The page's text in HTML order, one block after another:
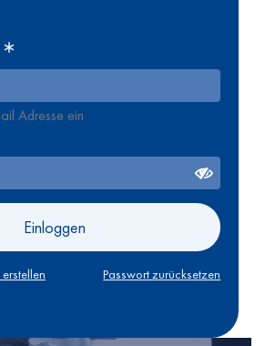
Adresse ein
Einloggen
Passwort zurücksetzen